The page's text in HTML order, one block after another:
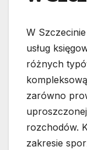
W
usług
różnych
zarówno
rozchodów.
zakresie